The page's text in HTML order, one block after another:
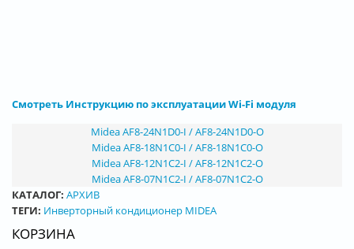
Смотреть Инструкцию по эксплуатации Wi-Fi модуля
Midea AF8-24N1D0-I / AF8-24N1D0-O
Midea AF8-18N1C0-I / AF8-18N1C0-O
Midea AF8-12N1C2-I / AF8-12N1C2-O
Midea AF8-07N1C2-I / AF8-07N1C2-O
КАТАЛОГ: АРХИВ
ТЕГИ: Инверторный кондиционер MIDEA
КОРЗИНА